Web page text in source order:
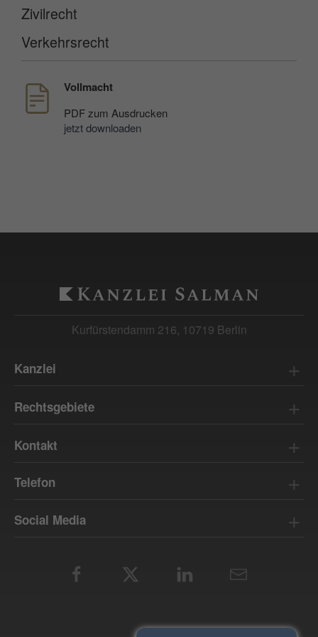
Zivilrecht
Verkehrsrecht
Vollmacht
PDF zum Ausdrucken
jetzt downloaden
Kurfürstendamm 216, 10719 Berlin
Kanzlei
Rechtsanwalt Husain Salman
Rechtsgebiete
Mietrecht
Zivilrecht
Kontakt
Anfrageformular
Datenschutz
Telefon
030 / 915 339 01
Social Media
die Nutzung von Google Diensten im lokalen
Speicher des Browsers (Local Storage).
Laufzeit: unbegrenzt
Datenschutzerklärung